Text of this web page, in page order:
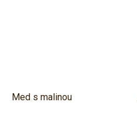
Med s malinou